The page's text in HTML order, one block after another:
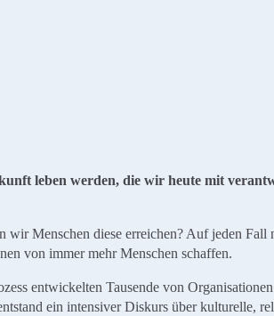
leben werden, die wir heute mit
Menschen diese erreichen? Auf jeden
von immer mehr Menschen schaffen.
entwickelten Tausende von
ein intensiver Diskurs über kulturelle,